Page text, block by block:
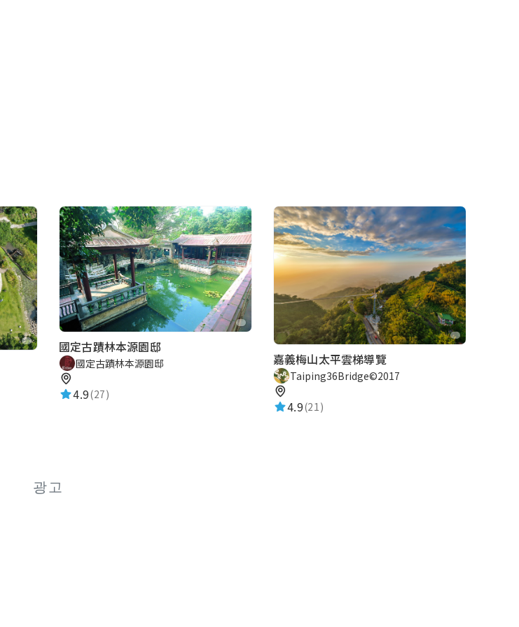
國定古蹟林本源園邸
國定古蹟林本源園邸
4.9(27)
嘉義梅山太平雲梯導覽
Taiping36Bridge©2017
4.9(21)
광고